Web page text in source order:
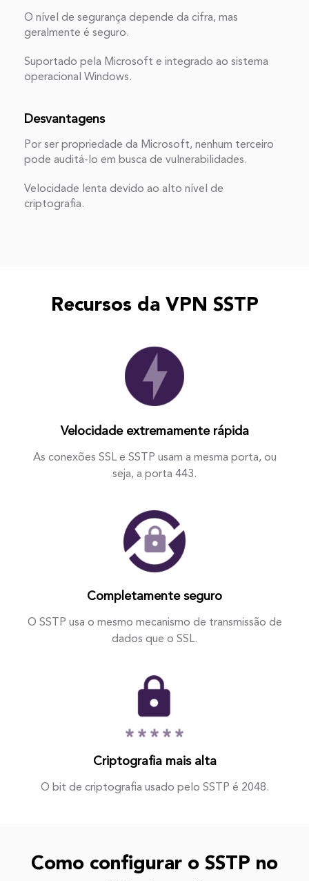
O nível de segurança depende da cifra, mas
geralmente é seguro.
Suportado pela Microsoft e integrado ao sistema
operacional Windows.
Desvantagens
Por ser propriedade da Microsoft, nenhum terceiro
pode auditá-lo em busca de vulnerabilidades.
Velocidade lenta devido ao alto nível de
criptografia.
Recursos da VPN SSTP
Velocidade extremamente rápida
As conexões SSL e SSTP usam a mesma porta, ou
seja, a porta 443.
Completamente seguro
O SSTP usa o mesmo mecanismo de transmissão de
dados que o SSL.
Criptografia mais alta
O bit de criptografia usado pelo SSTP é 2048.
Como configurar o SSTP no